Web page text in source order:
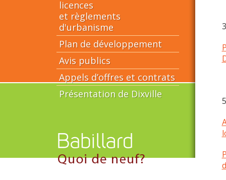
licences
et règlements
d'urbanisme
Plan de développement
Avis publics
Appels d’offres et contrats
Présentation de Dixville